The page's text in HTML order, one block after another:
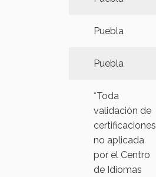
Puebla
Puebla
*Toda
validación de
certificaciones
no aplicada
por el Centro
de Idiomas